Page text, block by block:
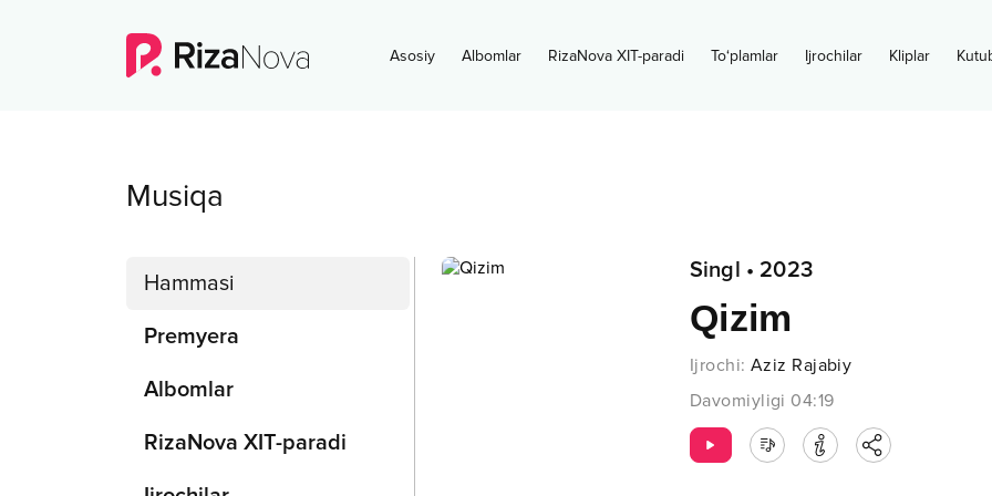
Asosiy Albomlar RizaNova XIT-paradi To‘plamlar Ijrochilar Kliplar
Musiqa
Hammasi
Premyera
Albomlar
RizaNova XIT-paradi
Singl • 2023
Qizim
Ijrochi: Aziz Rajabiy
Davomiyligi 04:19